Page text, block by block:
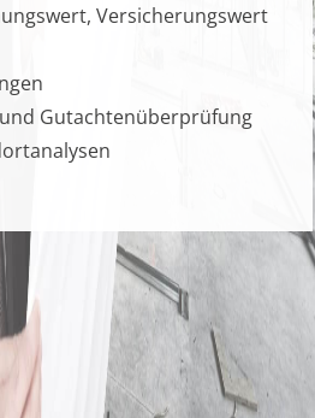
Versicherungswert
Gutachtenüberprüfung